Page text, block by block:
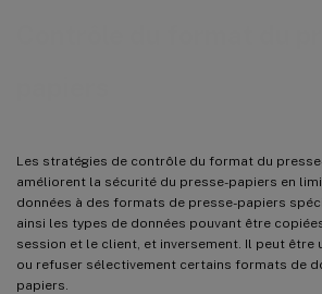
Les stratégies de contrôle du format du
améliorent la sécurité du presse-papiers en
données à des formats de presse-papiers
ainsi les types de données pouvant être
session et le client, et inversement. Il peut
ou refuser sélectivement certains formats de
papiers.